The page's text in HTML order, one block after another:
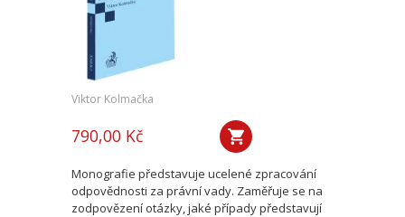
Viktor Kolmačka
790,00 Kč
Monografie představuje ucelené zpracování
odpovědnosti za právní vady. Zaměřuje se na
zodpovězení otázky, jaké případy představují